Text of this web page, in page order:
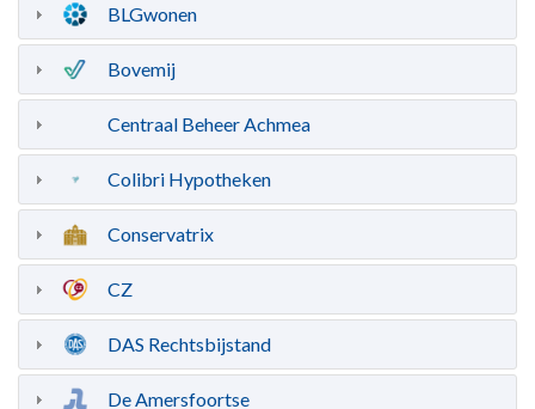
BLGwonen
Bovemij
Centraal Beheer Achmea
Colibri Hypotheken
Conservatrix
CZ
DAS Rechtsbijstand
De Amersfoortse